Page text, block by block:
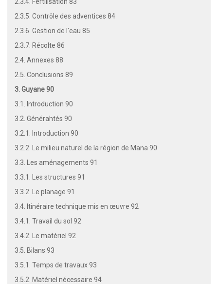
2.3.5. Contrôle des adventices 84
2.3.6. Gestion de l'eau 85
2.3.7. Récolte 86
2.4. Annexes 88
2.5. Conclusions 89
3. Guyane 90
3.1. Introduction 90
3.2. Générahtés 90
3.2.1. Introduction 90
3.2.2. Le milieu naturel de la région de Mana 90
3.3. Les aménagements 91
3.3.1. Les structures 91
3.3.2. Le planage 91
3.4. Itinéraire technique mis en œuvre 92
3.4.1. Travail du sol 92
3.4.2. Le matériel 92
3.5. Bilans 93
3.5.1. Temps de travaux 93
3.5.2. Matériel nécessaire 94